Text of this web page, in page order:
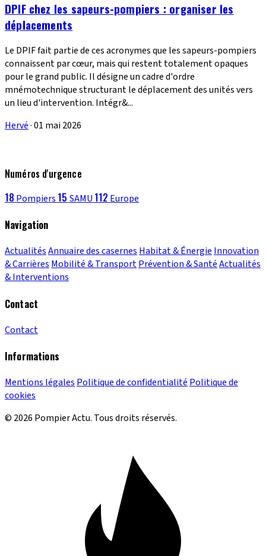
DPIF chez les sapeurs-pompiers : organiser les
déplacements
Le DPIF fait partie de ces acronymes que les sapeurs-pompiers
connaissent par cœur, mais qui restent totalement opaques
pour le grand public. Il désigne un cadre d'ordre
mnémotechnique structurant le déplacement des unités vers
un lieu d'intervention. Intégr&...
Hervé·01 mai 2026
Numéros d'urgence
18 Pompiers 15 SAMU 112 Europe
Navigation
ActualitésAnnuaire des casernes Habitat & Énergie Innovation
& Carrières Mobilité & TransportPrévention & SantéActualités
& Interventions
Contact
Contact
Informations
Mentions légalesPolitique de confidentialitéPolitique de
cookies
© 2026 Pompier Actu. Tous droits réservés.